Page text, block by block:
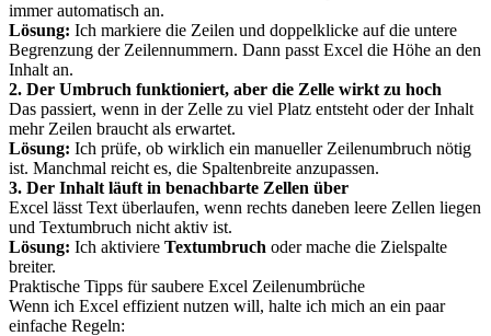
immer automatisch an.
Lösung: Ich markiere die Zeilen und doppelklicke auf die untere
Begrenzung der Zeilennummern. Dann passt Excel die Höhe an den
Inhalt an.
2. Der Umbruch funktioniert, aber die Zelle wirkt zu hoch
Das passiert, wenn in der Zelle zu viel Platz entsteht oder der Inhalt
mehr Zeilen braucht als erwartet.
Lösung: Ich prüfe, ob wirklich ein manueller Zeilenumbruch nötig
ist. Manchmal reicht es, die Spaltenbreite anzupassen.
3. Der Inhalt läuft in benachbarte Zellen über
Excel lässt Text überlaufen, wenn rechts daneben leere Zellen liegen
und Textumbruch nicht aktiv ist.
Lösung: Ich aktiviere Textumbruch oder mache die Zielspalte
breiter.
Praktische Tipps für saubere Excel Zeilenumbrüche
Wenn ich Excel effizient nutzen will, halte ich mich an ein paar
einfache Regeln: